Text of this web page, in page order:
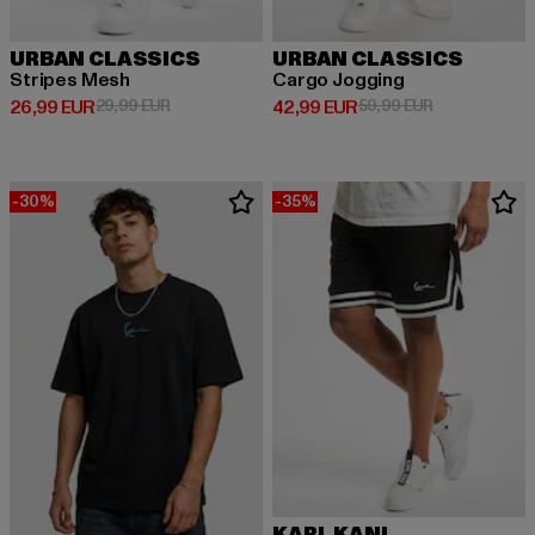
URBAN CLASSICS
Stripes Mesh
26,99 EUR
Derzeitiger Preis: 26,99 EUR
29,99 EURAktionspreis: 29,99 EUR
URBAN CLASSICS
Cargo Jogging
42,99 EUR
Derzeitiger Preis: 42,99 EUR
59,99 EURAktionspreis:
-30% -35%